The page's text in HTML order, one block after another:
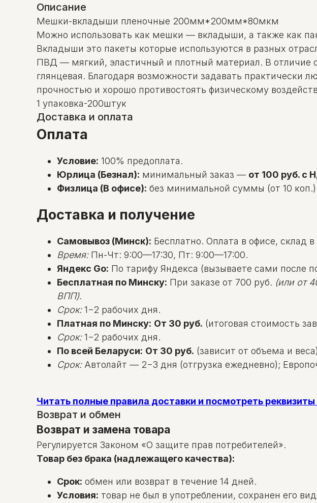
Описание
Мешки-вкладыши пленочные 200мм*200мм*80мкм
Можно использовать как мешки — вкладыши, а также как
Вкладыши это пакеты которые используются в разных
ПВД — мягкий, эластичный и плотный материал. В
глянцевая. Благодаря возможности задавать практически
прочностью и хорошо противостоять физическому
1 упаковка-200штук
Доставка и оплата
Оплата
Условие: 100% предоплата.
Юрлица (Безнал): минимальный заказ — от 100 руб. с
Физлица (В офисе): без минимальной суммы (от 10
Доставка и получение
Самовывоз (Минск): Бесплатно. Оплата в офисе, склад
Время:Пн-Чт: 9:00—17:30, Пт: 9:00—17:00.
Яндекс Go: По тарифу Яндекса (вызываете сами после
Бесплатная по Минску: При заказе от 700 руб. (или от
ВПП).
Срок:1−2 рабочих дня.
Платная по Минску: От 30 руб. (итоговая стоимость
Срок:1−2 рабочих дня.
По всей Беларуси: От 30 руб. (зависит от объема и
Срок:Автолайт — 2−3 дня (отгрузка ежедневно);
Читать полные правила доставки и посмотреть
Возврат и обмен
Возврат и замена товара
Регулируется Законом «О защите прав потребителей».
Товар без брака (надлежащего качества):
Срок: обмен или возврат в течение 14 дней.
Условия: товар не был в употреблении, сохранен его